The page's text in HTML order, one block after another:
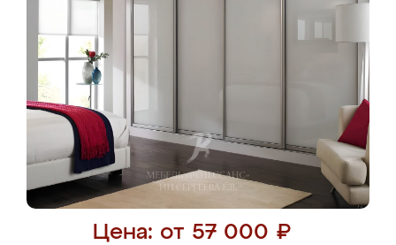
Цена: от 57 000 ₽